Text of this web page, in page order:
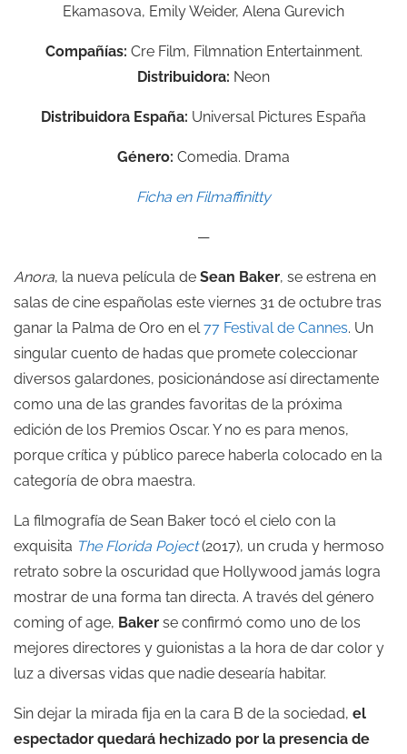
Ekamasova, Emily Weider, Alena Gurevich
Compañías: Cre Film, Filmnation Entertainment.
Distribuidora: Neon
Distribuidora España: Universal Pictures España
Género: Comedia. Drama
Ficha en Filmaffinitty
—
Anora, la nueva película de Sean Baker, se estrena en
salas de cine españolas este viernes 31 de octubre tras
ganar la Palma de Oro en el77 Festival de Cannes. Un
singular cuento de hadas que promete coleccionar
diversos galardones, posicionándose así directamente
como una de las grandes favoritas de la próxima
edición de los Premios Oscar. Y no es para menos,
porque crítica y público parece haberla colocado en la
categoría de obra maestra.
La filmografía de Sean Baker tocó el cielo con la
exquisita The Florida Poject (2017), un cruda y hermoso
retrato sobre la oscuridad que Hollywood jamás logra
mostrar de una forma tan directa. A través del género
coming of age, Baker se confirmó como uno de los
mejores directores y guionistas a la hora de dar color y
luz a diversas vidas que nadie desearía habitar.
Sin dejar la mirada fija en la cara B de la sociedad, el
espectador quedará hechizado por la presencia de